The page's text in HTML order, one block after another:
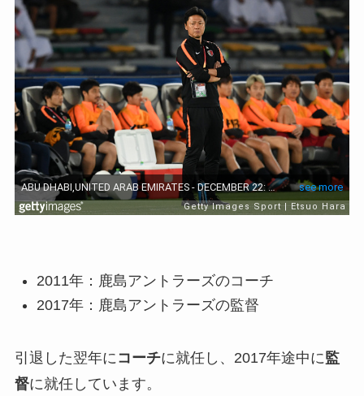
2011年：鹿島アントラーズのコーチ
2017年：鹿島アントラーズの監督
引退した翌年にコーチに就任し、2017年途中に監
督に就任しています。